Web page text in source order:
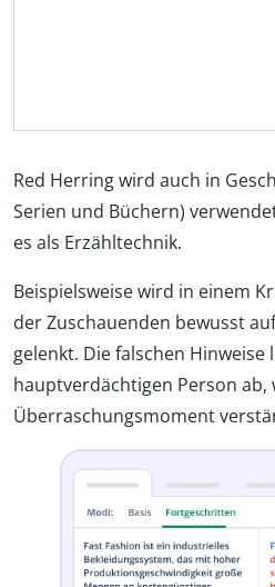
Red Herring wird auch in
Serien und Büchern)
es als Erzähltechnik.
Beispielsweise wird in einem
der Zuschauenden bewusst
gelenkt. Die falschen Hinweise
hauptverdächtigen Person ab,
Überraschungsmoment